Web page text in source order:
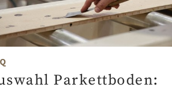
Parkettboden: